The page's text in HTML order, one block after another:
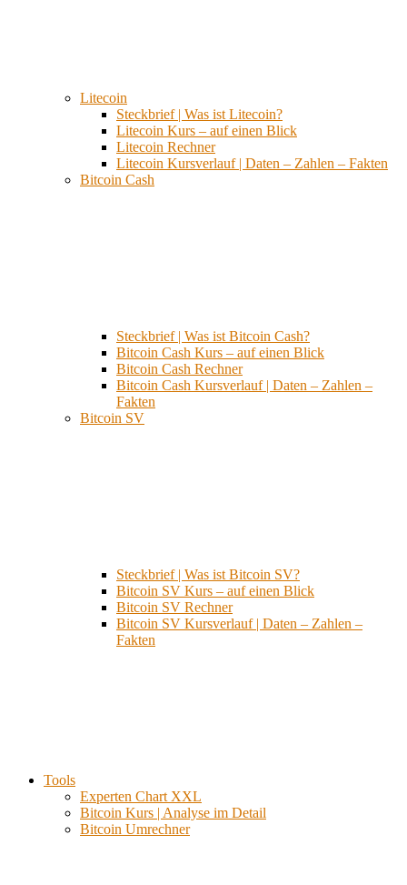
Litecoin
Steckbrief | Was ist Litecoin?
Litecoin Kurs – auf einen Blick
Litecoin Rechner
Litecoin Kursverlauf | Daten – Zahlen – Fakten
Bitcoin Cash
Steckbrief | Was ist Bitcoin Cash?
Bitcoin Cash Kurs – auf einen Blick
Bitcoin Cash Rechner
Bitcoin Cash Kursverlauf | Daten – Zahlen –
Fakten
Bitcoin SV
Steckbrief | Was ist Bitcoin SV?
Bitcoin SV Kurs – auf einen Blick
Bitcoin SV Rechner
Bitcoin SV Kursverlauf | Daten – Zahlen –
Fakten
Tools
Experten Chart XXL
Bitcoin Kurs | Analyse im Detail
Bitcoin Umrechner